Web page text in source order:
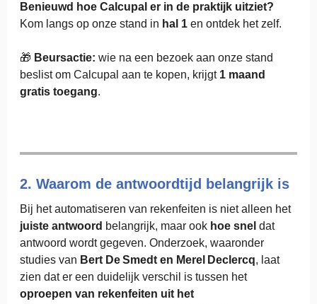
Benieuwd hoe Calcupal er in de praktijk uitziet?
Kom langs op onze stand in hal 1 en ontdek het zelf.
🎁 Beursactie: wie na een bezoek aan onze stand
beslist om Calcupal aan te kopen, krijgt 1 maand
gratis toegang.
2. Waarom de antwoordtijd belangrijk is
Bij het automatiseren van rekenfeiten is niet alleen het
juiste antwoord belangrijk, maar ook hoe snel dat
antwoord wordt gegeven. Onderzoek, waaronder
studies van Bert De Smedt en Merel Declercq, laat
zien dat er een duidelijk verschil is tussen het
oproepen van rekenfeiten uit het